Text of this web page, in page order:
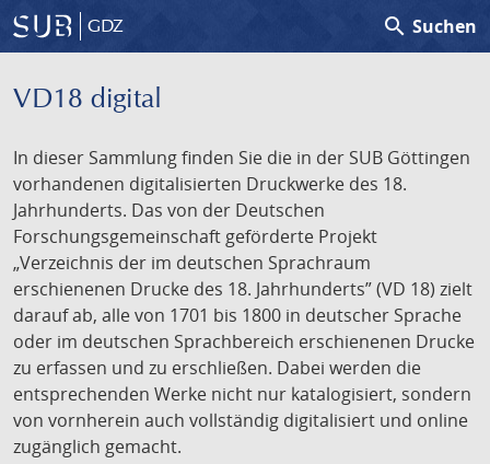
GDZ search Suchen
VD18 digital
In dieser Sammlung finden Sie die in der SUB Göttingen
vorhandenen digitalisierten Druckwerke des 18.
Jahrhunderts. Das von der Deutschen
Forschungsgemeinschaft geförderte Projekt
„Verzeichnis der im deutschen Sprachraum
erschienenen Drucke des 18. Jahrhunderts” (VD 18) zielt
darauf ab, alle von 1701 bis 1800 in deutscher Sprache
oder im deutschen Sprachbereich erschienenen Drucke
zu erfassen und zu erschließen. Dabei werden die
entsprechenden Werke nicht nur katalogisiert, sondern
von vornherein auch vollständig digitalisiert und online
zugänglich gemacht.